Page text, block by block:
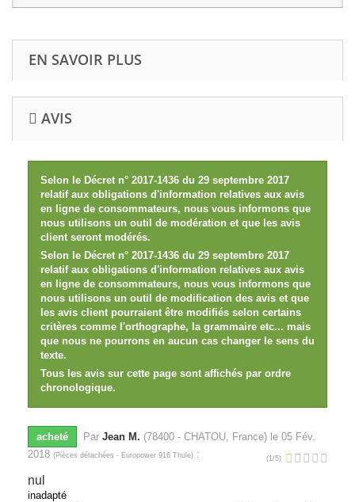
EN SAVOIR PLUS
AVIS
Selon le Décret n° 2017-1436 du 29 septembre 2017
relatif aux obligations d'information relatives aux avis
en ligne de consommateurs, nous vous informons que
nous utilisons un outil de modération et que les avis
client seront modérés.
Selon le Décret n° 2017-1436 du 29 septembre 2017
relatif aux obligations d'information relatives aux avis
en ligne de consommateurs, nous vous informons que
nous utilisons un outil de modification des avis et que
les avis client pourraient être modifiés selon certains
critères comme l'orthographe, la grammaire etc... mais
que nous ne pourrons en aucun cas changer le sens du
texte.
Tous les avis sur cette page sont affichés par ordre
chronologique.
acheté Par Jean M. (78400 - CHATOU, France) le 05 Fév.
2018 (Pièces détachées - Europower 916 Thule) : (1 /5)
nul
inadapté